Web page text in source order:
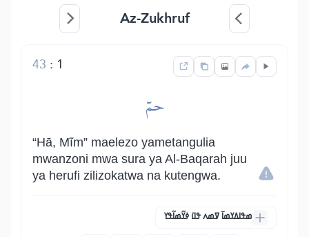
Az-Zukhruf
1
:
43
حمٓ
“Hā, Mĩm” maelezo yametangulia
mwanzoni mwa sura ya Al-Baqarah juu
ya herufi zilizokatwa na kutengwa.
ߘߟߊߡߌߘߊ߫ ߜߘߍ ߟߎ߫ ߦߌ߬ߘߊ߬ߟߌ